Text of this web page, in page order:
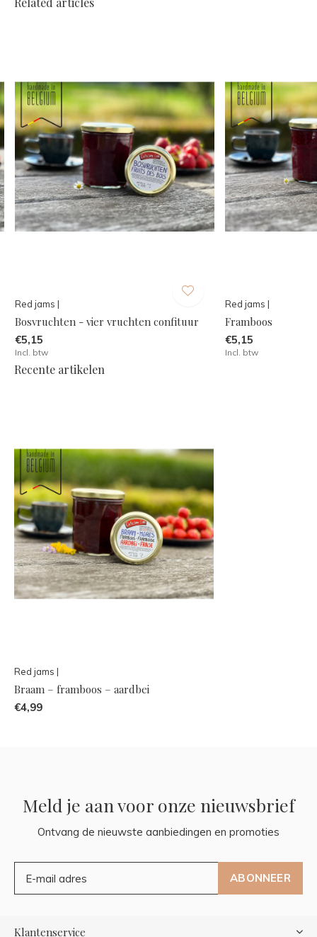
Red jams |
Bosvruchten - vier vruchten confituur
€5,15
Incl. btw
Red jams |
Framboos
€5,15
Incl. btw
Recente artikelen
Red jams |
Braam – framboos – aardbei
€4,99
Meld je aan voor onze nieuwsbrief
Ontvang de nieuwste aanbiedingen en promoties
ABONNEER
Klantenservice